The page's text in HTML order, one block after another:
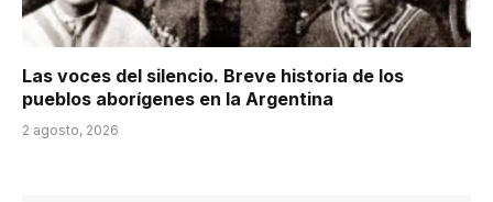
Las voces del silencio. Breve historia de los
pueblos aborígenes en la Argentina
2 agosto, 2026